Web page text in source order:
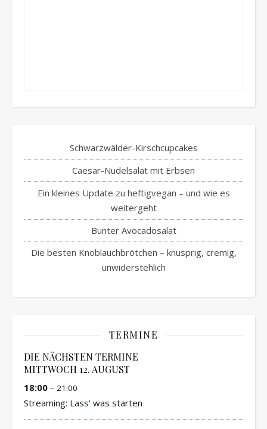
Schwarzwälder-Kirschcupcakes
Caesar-Nudelsalat mit Erbsen
Ein kleines Update zu heftigvegan – und wie es
weitergeht
Bunter Avocadosalat
Die besten Knoblauchbrötchen – knusprig, cremig,
unwiderstehlich
TERMINE
DIE NÄCHSTEN TERMINE
MITTWOCH 12. AUGUST
18:00 – 21:00
Streaming: Lass' was starten